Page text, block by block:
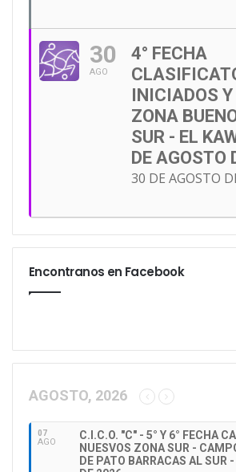
30
AGO
4° FECHA
INICIADOS
ZONA
SUR - EL
DE AGOSTO
30 DE AGOSTO
Encontranos en Facebook
AGOSTO, 2026
07
AGO
C.I.C.O. "C" - 5° Y 6° FECHA
NUESVOS ZONA SUR -
DE PATO BARRACAS AL SUR